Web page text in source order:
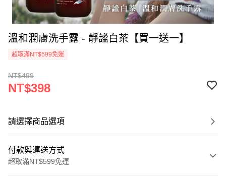
溫和潤膚洗手露 - 靜謐白茶【買一送一】
超取滿NT$599免運
NT$499
NT$398
請選擇商品選項
付款與運送方式
超取滿NT$599免運